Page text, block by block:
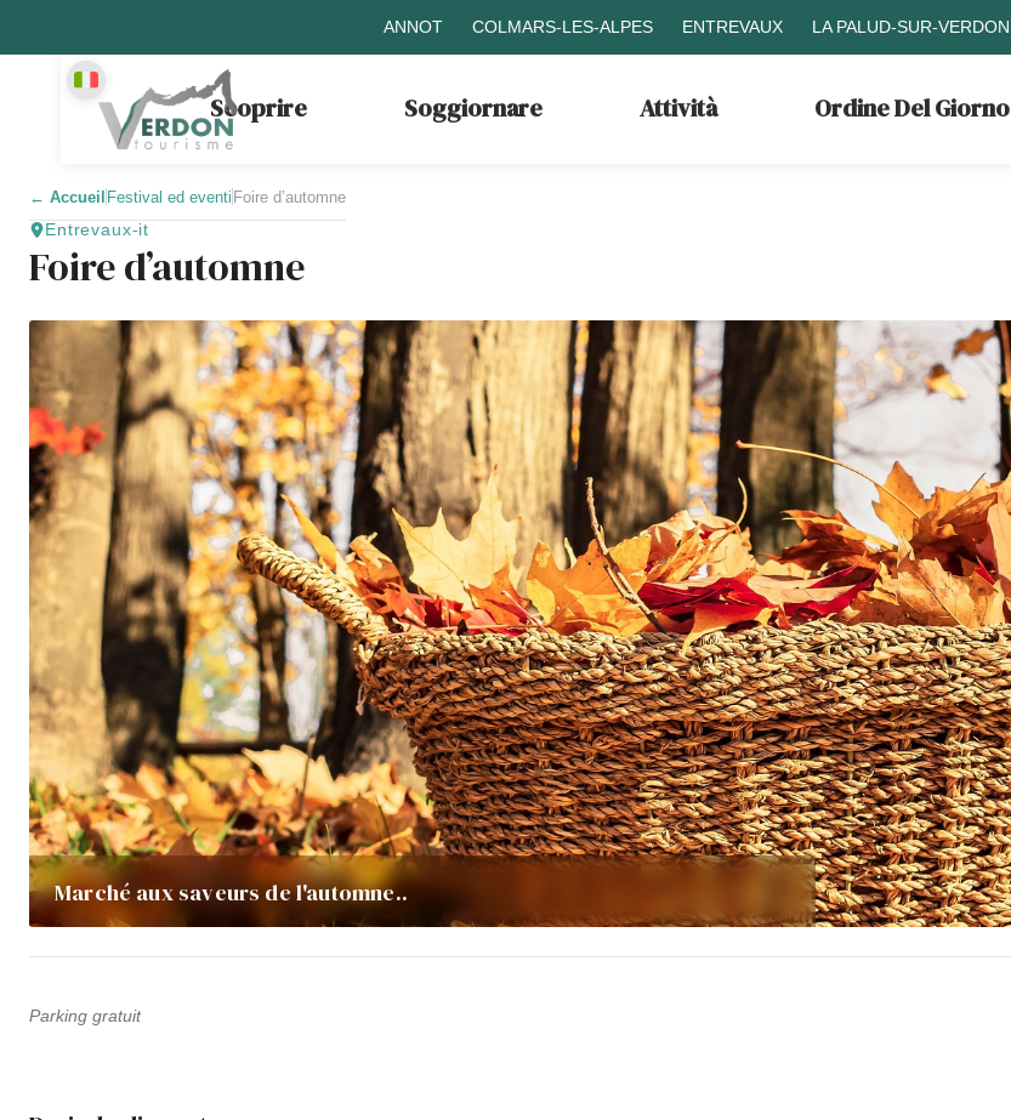
ANNOT COLMARS-LES-ALPES ENTREVAUX LA PALUD-SUR-VERDON
Scoprire Soggiornare Attività Ordine Del Giorno
← Accueil Festival ed eventi Foire d’automne
Entrevaux-it
Foire d’automne
Marché aux saveurs de l'automne..
Parking gratuit